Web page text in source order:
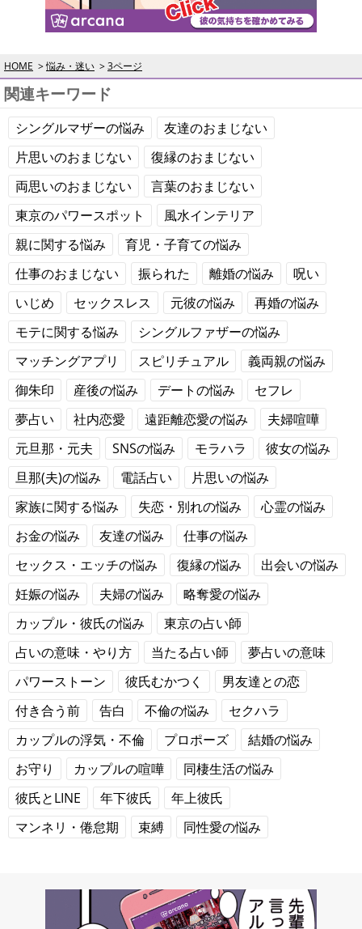
HOME 悩み・迷い 3ページ
関連キーワード
シングルマザーの悩み
友達のおまじない
片思いのおまじない
復縁のおまじない
両思いのおまじない
言葉のおまじない
東京のパワースポット
風水インテリア
親に関する悩み
育児・子育ての悩み
仕事のおまじない
振られた 離婚の悩み
呪い
いじめ
セックスレス 元彼の悩み
再婚の悩み
モテに関する悩み
シングルファザーの悩み
マッチングアプリ
スピリチュアル
義両親の悩み
御朱印
産後の悩み デートの悩み
セフレ
夢占い
社内恋愛 遠距離恋愛の悩み
夫婦喧嘩
元旦那・元夫
SNSの悩み モラハラ
彼女の悩み
旦那(夫)の悩み
電話占い
片思いの悩み
家族に関する悩み
失恋・別れの悩み
心霊の悩み
お金の悩み
友達の悩み
仕事の悩み
セックス・エッチの悩み
復縁の悩み
出会いの悩み
妊娠の悩み
夫婦の悩み
略奪愛の悩み
カップル・彼氏の悩み
東京の占い師
占いの意味・やり方
当たる占い師
夢占いの意味
パワーストーン
彼氏むかつく
男友達との恋
付き合う前
告白 不倫の悩み
セクハラ
カップルの浮気・不倫
プロポーズ
結婚の悩み
お守り
カップルの喧嘩
同棲生活の悩み
彼氏とLINE
年下彼氏
年上彼氏
マンネリ・倦怠期
束縛 同性愛の悩み